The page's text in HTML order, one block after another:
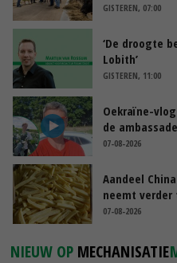
GISTEREN, 07:00
‘De droogte
Lobith’
GISTEREN, 11:00
Oekraïne-
de
07-08-2026
Aandeel
neemt verder
07-08-2026
NIEUW OP MECHANISATIE